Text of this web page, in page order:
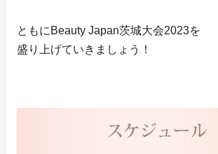
ともにBeauty Japan茨城大会2023を
盛り上げていきましょう！